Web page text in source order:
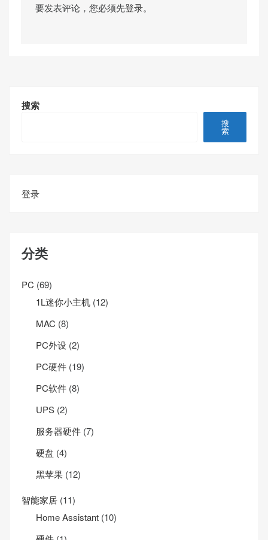
要发表评论，您必须先登录。
搜索
搜
索
登录
分类
PC (69)
1L迷你小主机 (12)
MAC (8)
PC外设 (2)
PC硬件 (19)
PC软件 (8)
UPS (2)
服务器硬件 (7)
硬盘 (4)
黑苹果 (12)
智能家居 (11)
Home Assistant (10)